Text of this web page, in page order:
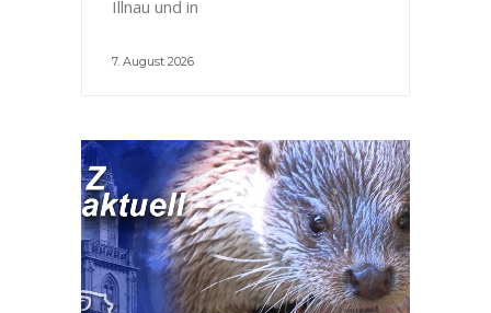
Illnau und in
7. August 2026